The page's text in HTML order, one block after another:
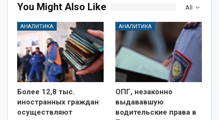
All
You Might Also Like
АНАЛИТИКА
Более 12,8 тыс.
иностранных граждан
осуществляют
АНАЛИТИКА
ОПГ, незаконно
выдававшую
водительские права в